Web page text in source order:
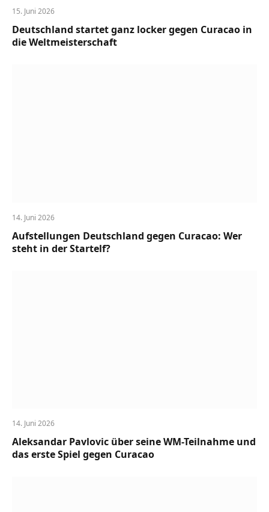
15. Juni 2026
Deutschland startet ganz locker gegen Curacao in
die Weltmeisterschaft
14. Juni 2026
Aufstellungen Deutschland gegen Curacao: Wer
steht in der Startelf?
14. Juni 2026
Aleksandar Pavlovic über seine WM-Teilnahme und
das erste Spiel gegen Curacao